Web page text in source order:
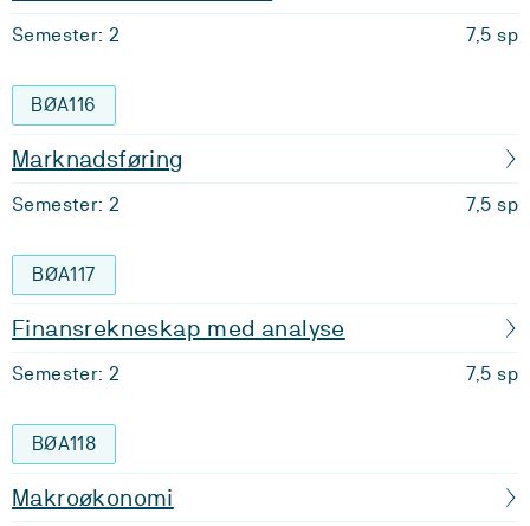
Semester: 2 7,5 sp
BØA116
Marknadsføring
Semester: 2 7,5 sp
BØA117
Finansrekneskap med analyse
Semester: 2 7,5 sp
BØA118
Makroøkonomi